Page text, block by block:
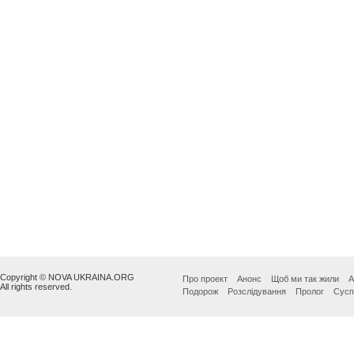
Copyright © NOVA UKRAINA.ORG
All rights reserved.
Про проект Анонс Щоб ми так жили
Подорож
Розслідування Пролог